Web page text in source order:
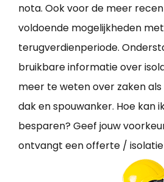
nota. Ook voor de meer
voldoende mogelijkheden
terugverdienperiode.
bruikbare informatie over
meer te weten over zaken
dak en spouwanker. Hoe kan
besparen? Geef jouw
ontvangt een offerte /